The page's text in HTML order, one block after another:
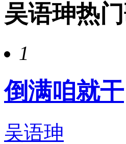
吴语珅热
1
倒满咱就干
吴语珅